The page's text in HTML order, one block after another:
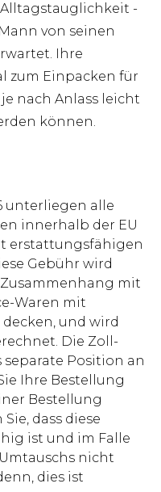
-
von seinen
Ihre
zum Einpacken für
nach Anlass leicht
können.
unterliegen alle
innerhalb der EU
erstattungsfähigen
Gebühr wird
mit
Waren mit
und wird
Die Zoll-
Position an
Ihre Bestellung
Bestellung
dass diese
ist und im Falle
nicht
dies ist